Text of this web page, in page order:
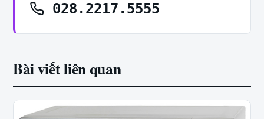
028.2217.5555
Bài viết liên quan